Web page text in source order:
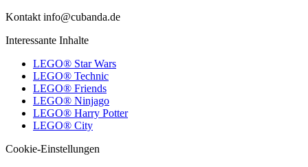
Kontakt info@cubanda.de
Interessante Inhalte
LEGO® Star Wars
LEGO® Technic
LEGO® Friends
LEGO® Ninjago
LEGO® Harry Potter
LEGO® City
Cookie-Einstellungen